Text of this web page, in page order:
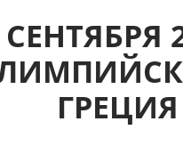
СЕНТЯБРЯ
ГРЕЦИЯ